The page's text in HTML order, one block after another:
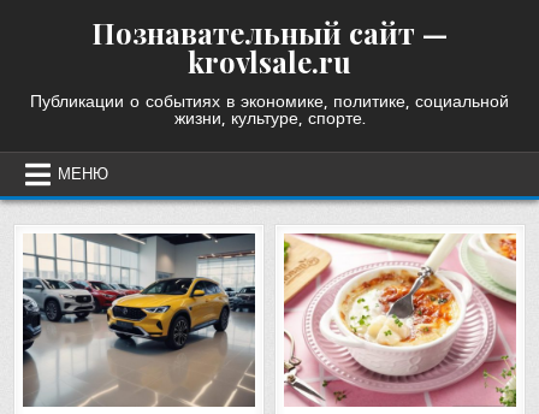
Познавательный сайт —
krovlsale.ru
Публикации о событиях в экономике, политике, социальной
жизни, культуре, спорте.
МЕНЮ